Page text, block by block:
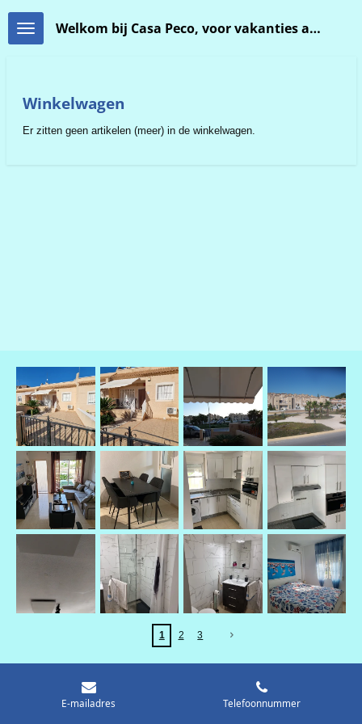
Ga
direct
naar
Welkom bij Casa Peco, voor vakanties aan de Costa Blanca.
Winkelwagen
Er zitten geen artikelen (meer) in de winkelwagen.
1 2 3
E-mailadres Telefoonnummer